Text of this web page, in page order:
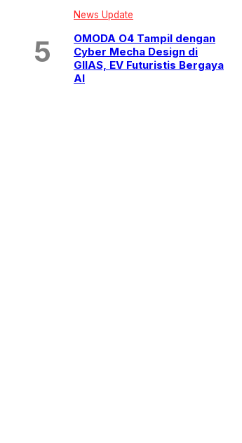
News Update
OMODA O4 Tampil dengan
Cyber Mecha Design di
GIIAS, EV Futuristis Bergaya
AI